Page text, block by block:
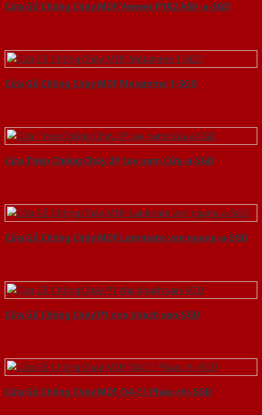
Cửa Gỗ Chống Cháy MDF Veneer P1R2 ASH-a-SGD
Cửa Gỗ Chống Cháy MDF Melamine 1-SGD
Cửa Thép Chống Cháy 2P tay nam Cửa-a-SGD
Cửa Gỗ Chống Cháy MDF Laminate van ngang-a-SGD
Cửa Gỗ Chống Cháy P1 cho khach san-SGD
Cửa Gỗ Chống Cháy MDF O4-C1 Phào chi-SGD